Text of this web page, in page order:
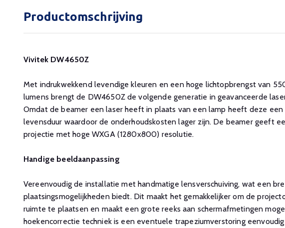
Productomschrijving
Vivitek DW4650Z
Met indrukwekkend levendige kleuren en een hoge lichtopbrengst van
lumens brengt de DW4650Z de volgende generatie in geavanceerde
Omdat de beamer een laser heeft in plaats van een lamp heeft deze een
levensduur waardoor de onderhoudskosten lager zijn. De beamer geeft
projectie met hoge WXGA (1280x800) resolutie.
Handige beeldaanpassing
Vereenvoudig de installatie met handmatige lensverschuiving, wat een
plaatsingsmogelijkheden biedt. Dit maakt het gemakkelijker om de
ruimte te plaatsen en maakt een grote reeks aan schermafmetingen
hoekencorrectie techniek is een eventuele trapeziumverstoring